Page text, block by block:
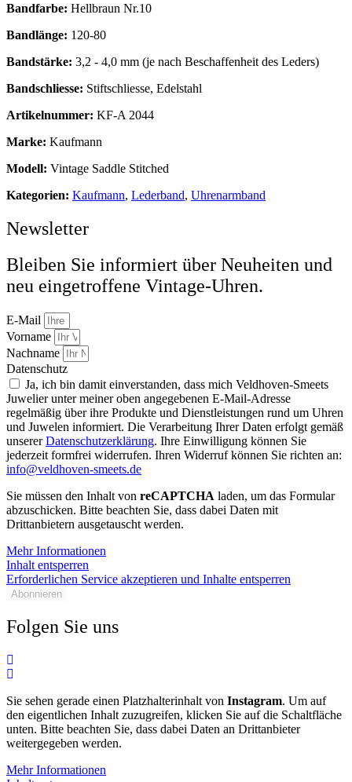
Bandfarbe: Hellbraun Nr.10
Bandlänge: 120-80
Bandstärke: 3,2 - 4,0 mm (je nach Beschaffenheit des Leders)
Bandschliesse: Stiftschliesse, Edelstahl
Artikelnummer: KF-A 2044
Marke: Kaufmann
Modell: Vintage Saddle Stitched
Kategorien: Kaufmann, Lederband, Uhrenarmband
Newsletter
Bleiben Sie informiert über Neuheiten und
neu eingetroffene Vintage-Uhren.
E-Mail
Vorname
Nachname
Datenschutz
Ja, ich bin damit einverstanden, dass mich Veldhoven-Smeets
Juwelier unter meiner oben angegebenen E-Mail-Adresse
regelmäßig über ihre Produkte und Dienstleistungen rund um Uhren
und Juwelen informiert. Die Verarbeitung Ihrer Daten erfolgt gemäß
unsererDatenschutzerklärung. Ihre Einwilligung können Sie
jederzeit formfrei widerrufen. Ihren Widerruf können Sie richten an:
info@veldhoven-smeets.de
Sie müssen den Inhalt von reCAPTCHA laden, um das Formular
abzuschicken. Bitte beachten Sie, dass dabei Daten mit
Drittanbietern ausgetauscht werden.
Mehr Informationen
Inhalt entsperren
Erforderlichen Service akzeptieren und Inhalte entsperren
Abonnieren
Folgen Sie uns
Sie sehen gerade einen Platzhalterinhalt von Instagram. Um auf
den eigentlichen Inhalt zuzugreifen, klicken Sie auf die Schaltfläche
unten. Bitte beachten Sie, dass dabei Daten an Drittanbieter
weitergegeben werden.
Mehr Informationen